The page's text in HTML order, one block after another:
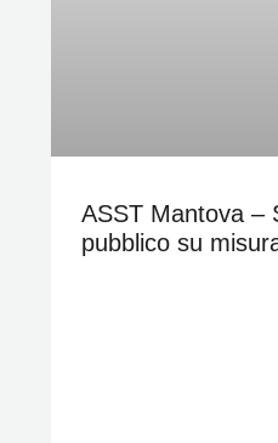
ASST Mantova –
pubblico su